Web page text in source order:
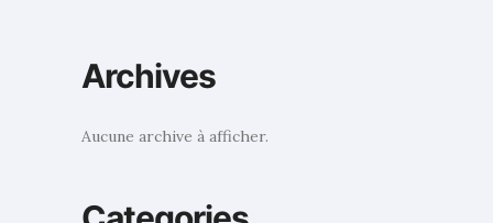
Archives
Aucune archive à afficher.